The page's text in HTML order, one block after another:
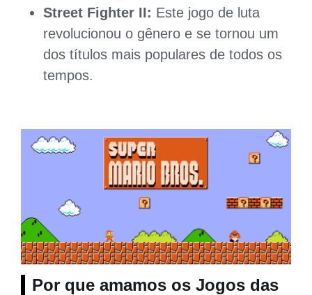
Street Fighter II: Este jogo de luta
revolucionou o gênero e se tornou um
dos títulos mais populares de todos os
tempos.
Por que amamos os Jogos das